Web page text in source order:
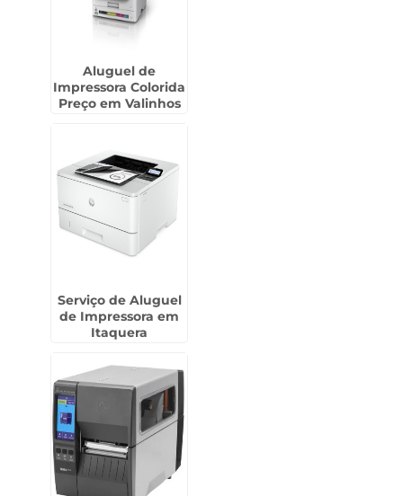
Aluguel de
Impressora Colorida
Preço em Valinhos
Serviço de Aluguel
de Impressora em
Itaquera